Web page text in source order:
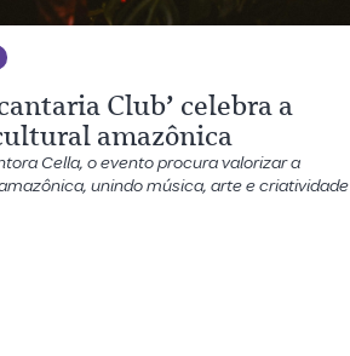
Club’ celebra a
amazônica
Cella, o evento procura valorizar a
unindo música, arte e criatividade